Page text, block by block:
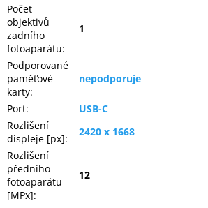
Přihlášení
Počet
objektivů
zadního
fotoaparátu:
1
Podporované
paměťové
karty:
nepodporuje
Port:
USB-C
Rozlišení
displeje [px]:
2420 x 1668
Rozlišení
předního
fotoaparátu
[MPx]:
12